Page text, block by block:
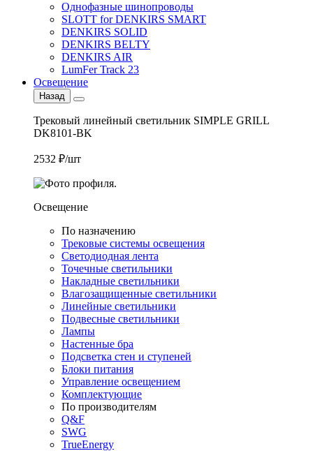
Однофазные шинопроводы
SLOTT for DENKIRS SMART
DENKIRS SOLID
DENKIRS BELTY
DENKIRS AIR
LumFer Track 23
Освещение
Назад
Трековый линейный светильник SIMPLE GRILL
DK8101-BK
2532 ₽/шт
Освещение
По назначению
Трековые системы освещения
Светодиодная лента
Точечные светильники
Накладные светильники
Влагозащищенные светильники
Линейные светильники
Подвесные светильники
Лампы
Настенные бра
Подсветка стен и ступеней
Блоки питания
Управление освещением
Комплектующие
По производителям
Q&F
SWG
TrueEnergy